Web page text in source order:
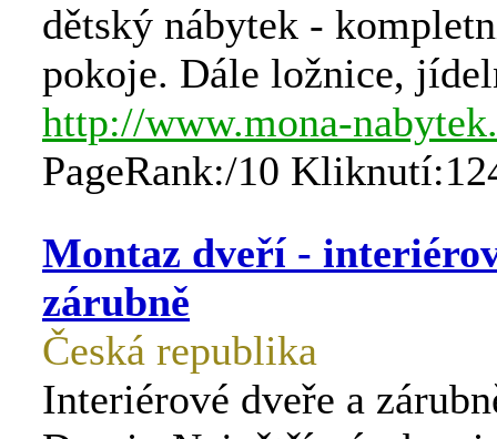
dětský nábytek -
pokoje. Dále ložnice,
http://www.mona-
PageRank:/10
Montaz dveří -
zárubně
Česká republika
Interiérové dveře a